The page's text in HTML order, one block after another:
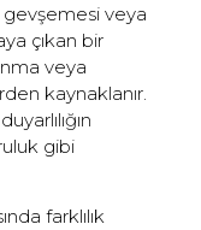
gevşemesi veya
çıkan bir
veya
kaynaklanır.
gibi
farklılık